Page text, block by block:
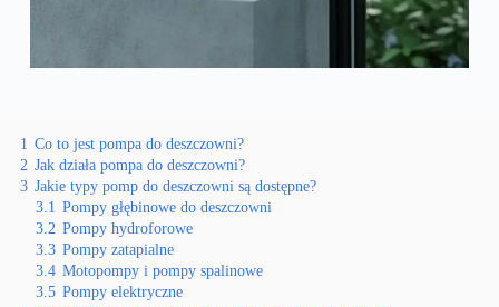
1 Co to jest pompa do deszczowni?
2 Jak działa pompa do deszczowni?
3 Jakie typy pomp do deszczowni są dostępne?
3.1 Pompy głębinowe do deszczowni
3.2 Pompy hydroforowe
3.3 Pompy zatapialne
3.4 Motopompy i pompy spalinowe
3.5 Pompy elektryczne